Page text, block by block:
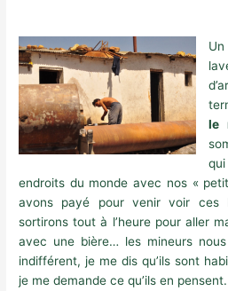
le
qui
endroits du monde avec nos «
avons payé pour venir voir ces
sortirons tout à l’heure pour aller
avec une bière… les mineurs
indifférent, je me dis qu’ils sont
je me demande ce qu’ils en pensent.